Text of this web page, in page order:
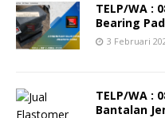
TELP/WA :
Bearing
3 Februari
TELP/WA :
Bantalan